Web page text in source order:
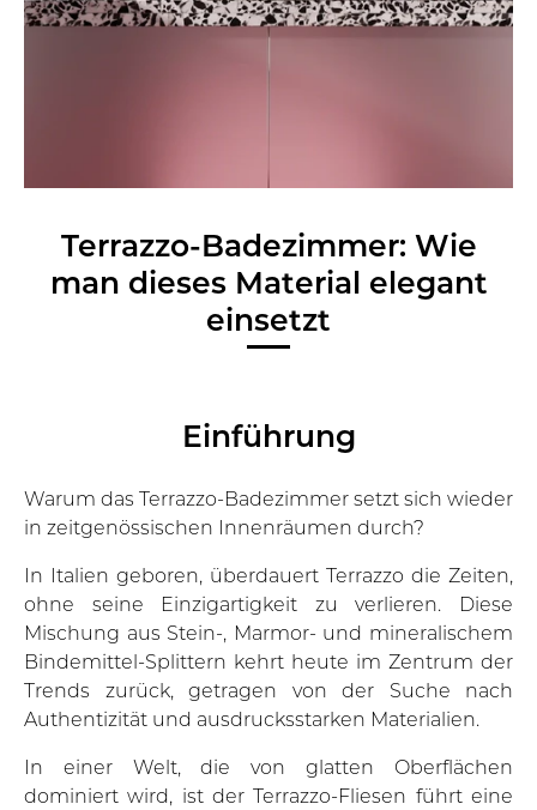
Terrazzo-Badezimmer: Wie
man dieses Material elegant
einsetzt
Einführung
Warum das Terrazzo-Badezimmersetzt sich wieder
in zeitgenössischen Innenräumen durch?
In Italien geboren, überdauert Terrazzo die Zeiten,
ohne seine Einzigartigkeit zu verlieren. Diese
Mischung aus Stein-, Marmor- und mineralischem
Bindemittel-Splittern kehrt heute im Zentrum der
Trends zurück, getragen von der Suche nach
Authentizität und ausdrucksstarken Materialien.
In einer Welt, die von glatten Oberflächen
dominiert wird, ist derTerrazzo-Fliesen führt eine